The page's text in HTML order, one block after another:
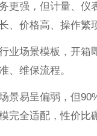
更强，但计量、仪
、价格高、操作繁
业场景模板，开箱
、维保流程。
景易呈偏弱，但
完全适配，性价比